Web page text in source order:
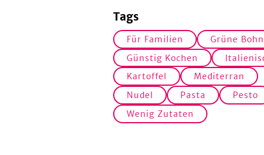
Tags
Für Familien
Grüne
Günstig Kochen
Kartoffel
Mediterran
Nudel
Pasta
Pesto
Wenig Zutaten